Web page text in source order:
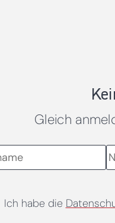
Gleich
Ich habe die